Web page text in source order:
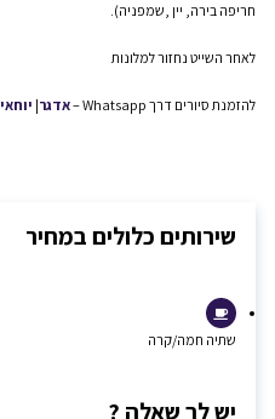
חריפה בירה, יין ,שמפניה).
לאחר השייט נחזור למלונות
להזמנת סיורים דרך Whatsapp – אדגר| יוחאי
שירותים כלולים במחיר
שתיה חמה/קרה
יש לך שאלה ?